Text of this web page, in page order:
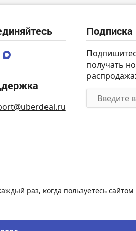
Подписка
получать
раз, когда пользуетесь